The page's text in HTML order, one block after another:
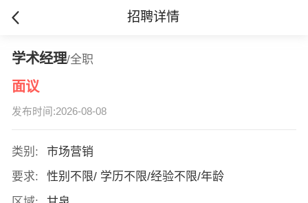
招聘详情
学术经理/全职
面议
发布时间:2026-08-08
类别:
市场营销
要求:
性别不限/ 学历不限/经验不限/年龄